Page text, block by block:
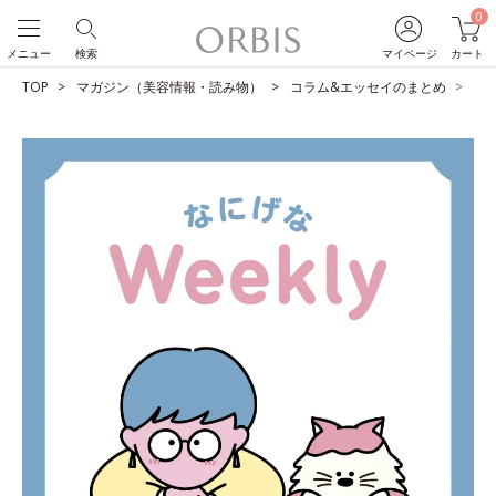
マイページ
0
カート
検索
メニュー
TOP マガジン（美容情報・読み物） コラム&エッセイのまとめ